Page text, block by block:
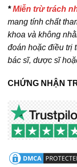
*Miễn trừ trách
mang tính chất
khoa và không
đoán hoặc điều trị
bác sĩ, dược sĩ
CHỨNG NHẬN